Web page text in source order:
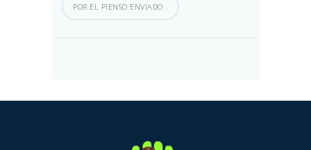
POR EL PIENSO ENVIADO .